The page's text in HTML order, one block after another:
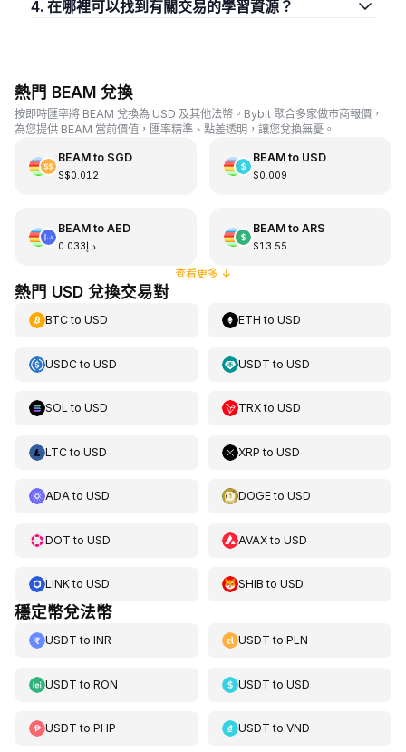
4. 在哪裡可以找到有關交易的學習資源？
熱門 BEAM 兌換
按即時匯率將 BEAM 兌換為 USD 及其他法幣。Bybit 聚合多家做市商報價，
為您提供 BEAM 當前價值，匯率精準、點差透明，讓您兌換無憂。
BEAMto SGD
S$0.012
BEAMto USD
$0.009
BEAMto AED
د.إ0.033
BEAMto ARS
$13.55
查看更多↓
熱門 USD 兌換交易對
BTCto USD ETH toUSD
USDCto USD USDT toUSD
SOL to USD TRXtoUSD
LTCto USD XRP toUSD
ADAto USD DOGEtoUSD
DOT to USD AVAXtoUSD
LINKto USD SHIB toUSD
穩定幣兌法幣
USDT to INR USDT toPLN
USDT to RON USDT toUSD
USDT to PHP USDT toVND